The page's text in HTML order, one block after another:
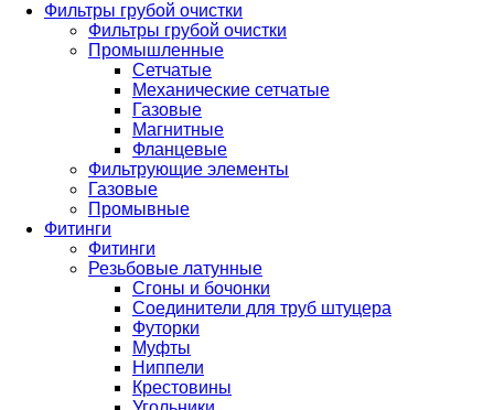
Фильтры грубой очистки
Фильтры грубой очистки
Промышленные
Сетчатые
Механические сетчатые
Газовые
Магнитные
Фланцевые
Фильтрующие элементы
Газовые
Промывные
Фитинги
Фитинги
Резьбовые латунные
Сгоны и бочонки
Соединители для труб штуцера
Футорки
Муфты
Ниппели
Крестовины